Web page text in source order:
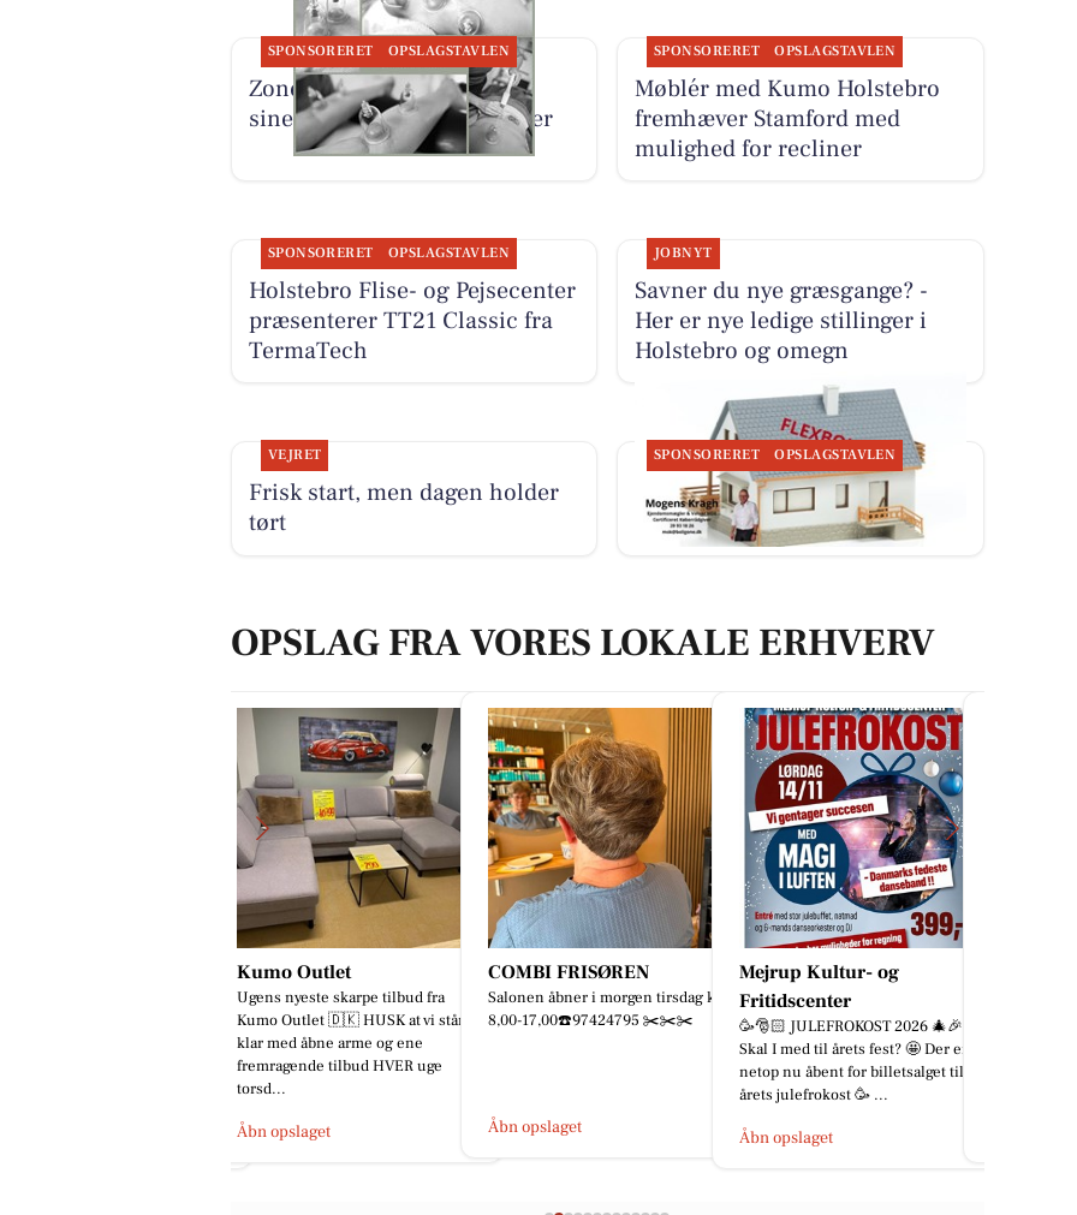
SPONSORERET OPSLAGSTAVLEN
Zones By Gitte præsenterer
sine behandlingsmuligheder
SPONSORERET OPSLAGSTAVLEN
Møblér med Kumo Holstebro
fremhæver Stamford med
mulighed for recliner
SPONSORERET OPSLAGSTAVLEN
Holstebro Flise- og Pejsecenter
præsenterer TT21 Classic fra
TermaTech
JOBNYT
Savner du nye græsgange? -
Her er nye ledige stillinger i
Holstebro og omegn
VEJRET
Frisk start, men dagen holder
tørt
SPONSORERET OPSLAGSTAVLEN
BoligOne Mogens Kragh I/S
deler ny artikel om flexboliger
OPSLAG FRA VORES LOKALE ERHVERV
COMBI FRISØREN
Salonen åbner i morgen tirsdag kl
8,00-17,00☎️97424795 ✂️✂️✂️
Åbn opslaget
Mejrup Kultur- og
Fritidscenter
🥳🎅🏻 JULEFROKOST 2026 🎄🎉
Åbn opslaget
Zones By Gitte
Blot en lille præsentation af
behandlingsmuligheder hos mig
😉 Jeg får ofte spørgsmålet om,
hvilke behandlinger jeg udøver
m...
Åbn opslaget